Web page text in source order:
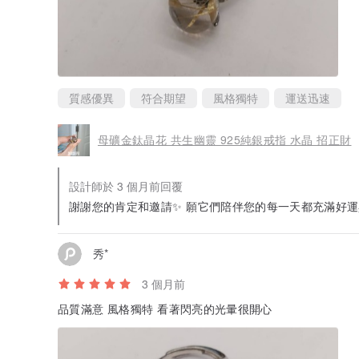
質感優異 符合期望 風格獨特 運送迅速
母礦金鈦晶花 共生幽靈 925純銀戒指 水晶 招正財
設計師於 3 個月前回覆
謝謝您的肯定和邀請✨ 願它們陪伴您的每一天都充滿好運
秀*
3 個月前
品質滿意 風格獨特 看著閃亮的光暈很開心